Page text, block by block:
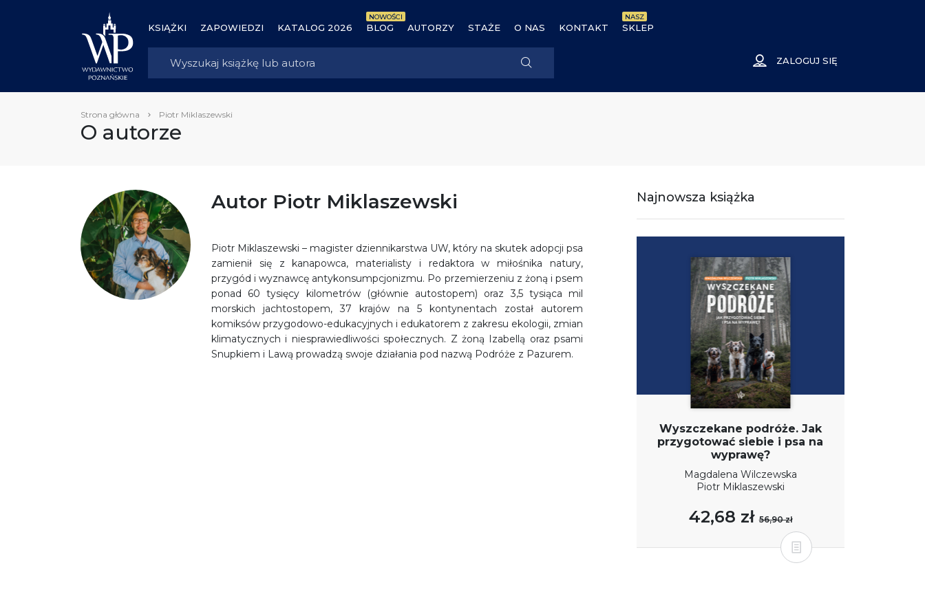
KSIĄŻKI ZAPOWIEDZI KATALOG 2026 BLOG
NOWOŚCI
AUTORZY STAŻE O NAS KONTAKT SKLEP
NASZ
ZALOGUJ SIĘ
Strona główna Piotr Miklaszewski
O autorze
Autor Piotr Miklaszewski
Piotr Miklaszewski – magister dziennikarstwa UW, który na skutek adopcji psa
zamienił się z kanapowca, materialisty i redaktora w miłośnika natury,
przygód i wyznawcę antykonsumpcjonizmu. Po przemierzeniu z żoną i psem
ponad 60 tysięcy kilometrów (głównie autostopem) oraz 3,5 tysiąca mil
morskich jachtostopem, 37 krajów na 5 kontynentach został autorem
komiksów przygodowo-edukacyjnych i edukatorem z zakresu ekologii, zmian
klimatycznych i niesprawiedliwości społecznych. Z żoną Izabellą oraz psami
Snupkiem i Lawą prowadzą swoje działania pod nazwą Podróże z Pazurem.
Najnowsza książka
Wyszczekane podróże. Jak
przygotować siebie i psa na
wyprawę?
Magdalena Wilczewska
Piotr Miklaszewski
42,68 zł56,90 zł